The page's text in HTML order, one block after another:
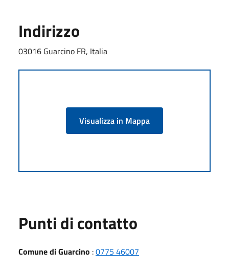
Indirizzo
03016 Guarcino FR, Italia
Visualizza in Mappa
Punti di contatto
Comune di Guarcino :0775 46007